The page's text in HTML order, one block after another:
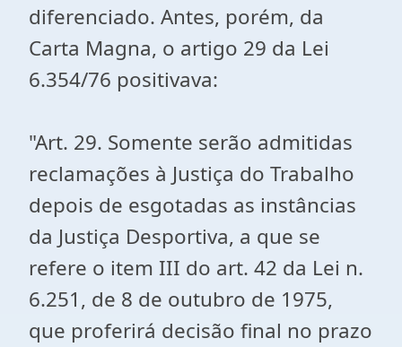
diferenciado. Antes, porém, da
Carta Magna, o artigo 29 da Lei
6.354/76 positivava:
"Art. 29. Somente serão admitidas
reclamações à Justiça do Trabalho
depois de esgotadas as instâncias
da Justiça Desportiva, a que se
refere o item III do art. 42 da Lei n.
6.251, de 8 de outubro de 1975,
que proferirá decisão final no prazo